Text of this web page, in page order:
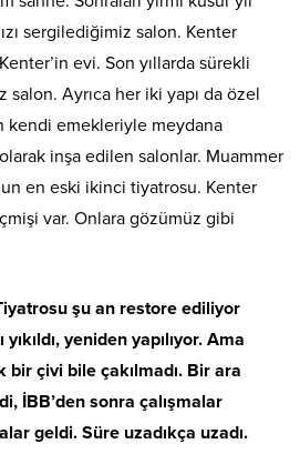
sergilediğimiz salon. Kenter
evi. Son yıllarda sürekli
salon. Ayrıca her iki yapı da özel
kendi emekleriyle meydana
inşa edilen salonlar. Muammer
en eski ikinci tiyatrosu. Kenter
var. Onlara gözümüz gibi
şu an restore ediliyor
yeniden yapılıyor. Ama
bir çivi bile çakılmadı. Bir ara
İBB’den sonra çalışmalar
geldi. Süre uzadıkça uzadı.